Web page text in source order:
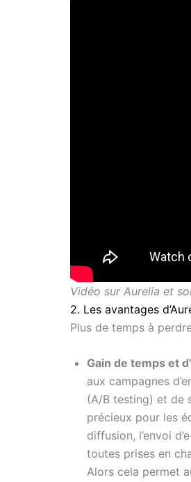
Vidéo sur Aurelia et
2. Les avantages
Plus de temps à
Gain de temps et
aux campagnes
(A/B testing) et de
précieux pour les
diffusion, l’envoi
toutes prises en
Alors cela permet